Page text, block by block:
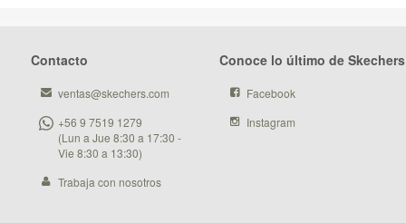
Contacto
ventas@skechers.com
+56 9 7519 1279
(Lun a Jue 8:30 a 17:30 -
Vie 8:30 a 13:30)
Trabaja con nosotros
Conoce lo último de Skechers
Facebook
Instagram